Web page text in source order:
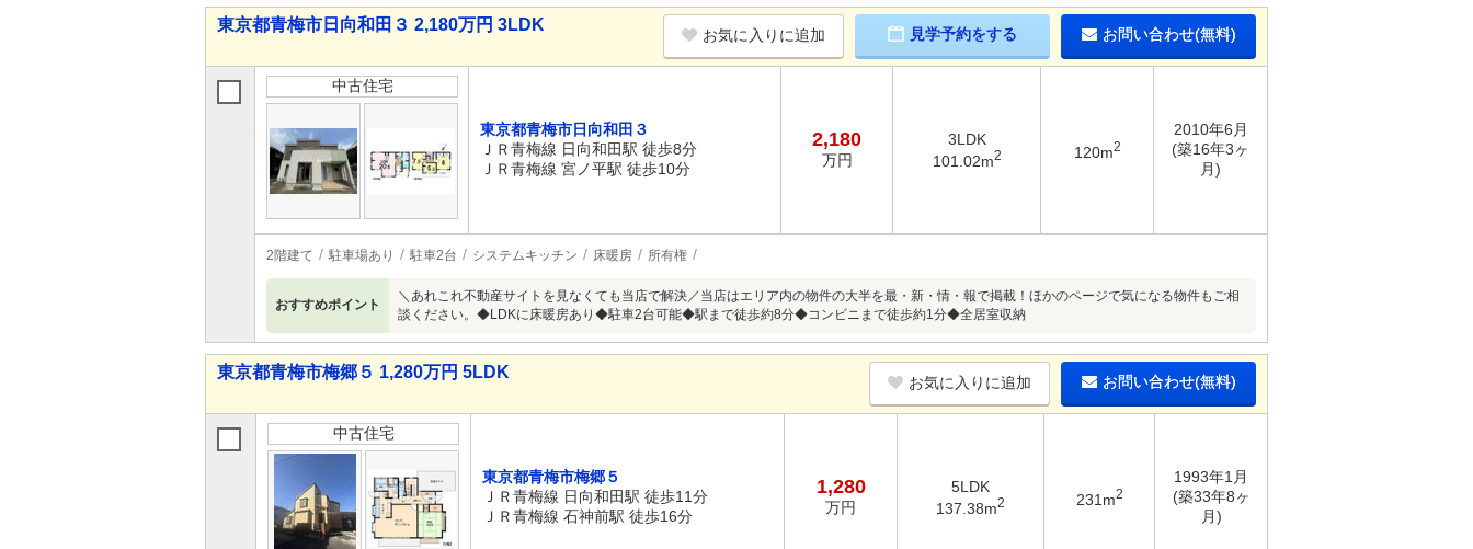
東京都青梅市日向和田３ 2,180万円 3LDK
お気に入りに追加 見学予約をする お問い合わせ(無料)
中古住宅
東京都青梅市日向和田３
ＪＲ青梅線 日向和田駅 徒歩8分
ＪＲ青梅線 宮ノ平駅 徒歩10分
2,180
万円
3LDK
101.02m2 120m2
2010年6月
(築16年3ヶ
月)
2階建て 駐車場あり 駐車2台 システムキッチン 床暖房 所有権
おすすめポイント
＼あれこれ不動産サイトを見なくても当店で解決／当店はエリア内の物件の大半を最・新・情・報で掲載！ほかのページで気になる物件もご相
談ください。◆LDKに床暖房あり◆駐車2台可能◆駅まで徒歩約8分◆コンビニまで徒歩約1分◆全居室収納
東京都青梅市梅郷５ 1,280万円 5LDK
お気に入りに追加 お問い合わせ(無料)
中古住宅
東京都青梅市梅郷５
ＪＲ青梅線 日向和田駅 徒歩11分
ＪＲ青梅線 石神前駅 徒歩16分
1,280
万円
5LDK
137.38m2 231m2
1993年1月
(築33年8ヶ
月)